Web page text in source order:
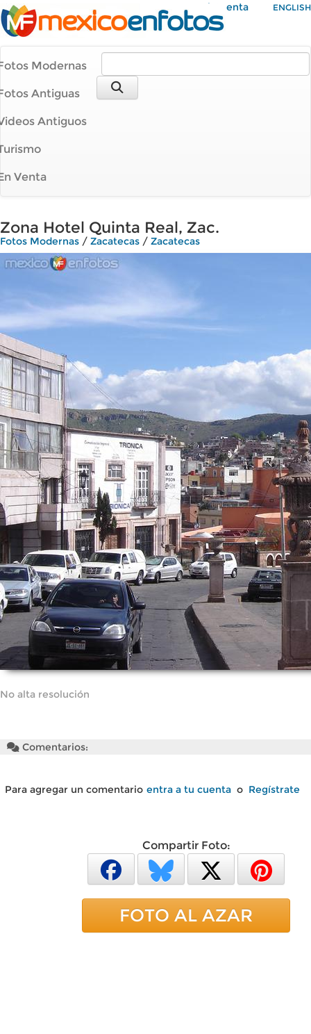
Mi Cuenta ENGLISH
Modernas
Antiguas
Antiguos
Venta
Zona Hotel Quinta Real, Zac.
Fotos Modernas / Zacatecas / Zacatecas
No alta resolución
Comentarios:
Para agregar un comentario entra a tu cuenta o Regístrate
Compartir Foto:
FOTO AL AZAR